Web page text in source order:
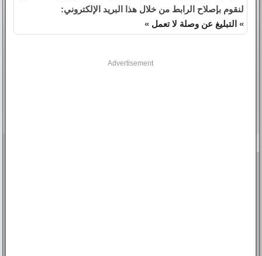
لنقوم بإصلاح الرابط من خلال هذا البريد الإلكتروني:
» التبليغ عن وصلة لا تعمل »
Advertisement